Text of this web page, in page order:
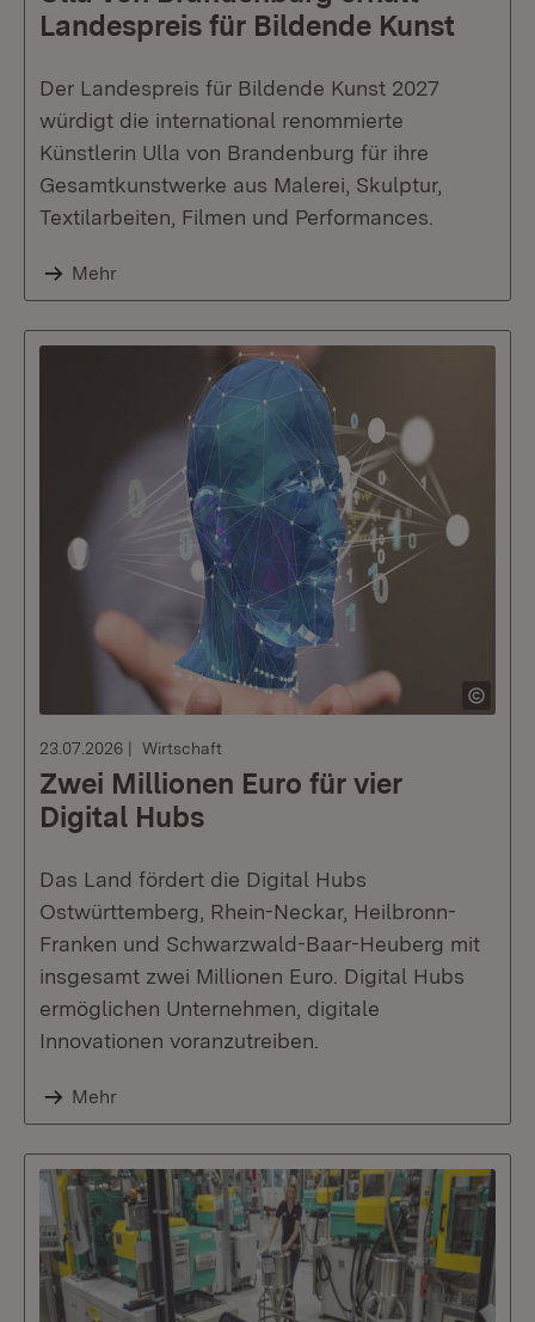
Landespreis für Bildende Kunst
Der Landespreis für Bildende Kunst 2027
würdigt die international renommierte
Künstlerin Ulla von Brandenburg für ihre
Gesamtkunstwerke aus Malerei, Skulptur,
Textilarbeiten, Filmen und Performances.
Mehr
23.07.2026 Wirtschaft
Zwei Millionen Euro für vier
Digital Hubs
Das Land fördert die Digital Hubs
Ostwürttemberg, Rhein-Neckar, Heilbronn-
Franken und Schwarzwald-Baar-Heuberg mit
insgesamt zwei Millionen Euro. Digital Hubs
ermöglichen Unternehmen, digitale
Innovationen voranzutreiben.
Mehr